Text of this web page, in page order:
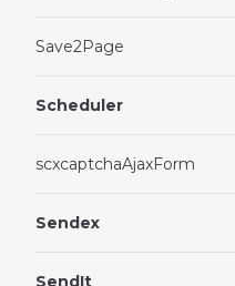
Save2Page
Scheduler
scxcaptchaAjaxForm
Sendex
SendIt